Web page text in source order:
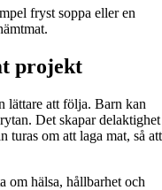
fryst soppa eller en
projekt
lättare att följa. Barn kan
Det skapar delaktighet
turas om att laga mat, så att
om hälsa, hållbarhet och